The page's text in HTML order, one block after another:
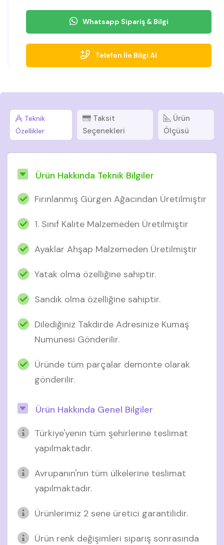
konforu uzun süre korur.
Whatsapp Sipariş & Bilgi
Telefon İle Bilgi Al
Teknik
Özellikler
Taksit
Seçenekleri
Ürün
Ölçüsü
Ürün Hakkında Teknik Bilgiler
Fırınlanmış Gürgen Ağacından Üretilmiştir
1. Sınıf Kalite Malzemeden Üretilmiştir
Ayaklar Ahşap Malzemeden Üretilmiştir
Yatak olma özelliğine sahiptir.
Sandık olma özelliğine sahiptir.
Dilediğiniz Takdirde Adresinize Kumaş
Numunesi Gönderilir.
Üründe tüm parçalar demonte olarak
gönderilir.
Ürün Hakkında Genel Bilgiler
Türkiye'yenin tüm şehirlerine teslimat
yapılmaktadır.
Avrupanın'nın tüm ülkelerine teslimat
yapılmaktadır.
Ürünlerimiz 2 sene üretici garantilidir.
Ürün renk değişimleri sipariş sonrasında